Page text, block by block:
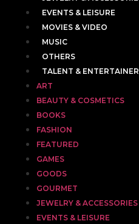
EVENTS & LEISURE
MOVIES & VIDEO
MUSIC
OTHERS
TALENT & ENTERTAINER
ART
BEAUTY & COSMETICS
BOOKS
FASHION
FEATURED
GAMES
GOODS
GOURMET
JEWELRY & ACCESSORIES
EVENTS & LEISURE